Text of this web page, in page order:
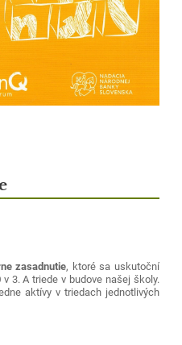
zasadnutie, ktoré sa uskutoční
v 3. A triede v budove našej školy.
aktívy v triedach jednotlivých